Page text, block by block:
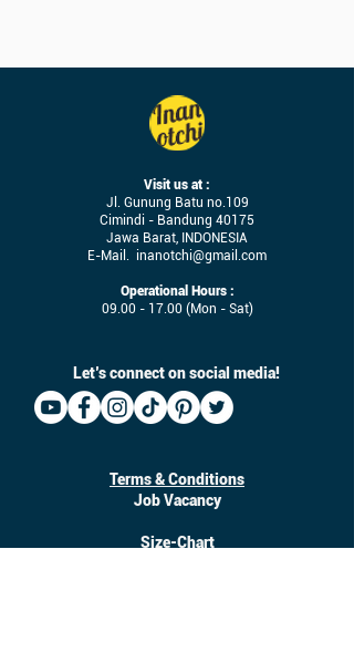
Visit us at :
Jl. Gunung Batu no.109
Cimindi - Bandung 40175
Jawa Barat, INDONESIA
E-Mail. inanotchi@gmail.com
Operational Hours :
09.00 - 17.00 (Mon - Sat)
Let’s connect on social media!
Terms & Conditions
Job Vacancy
Size-Chart